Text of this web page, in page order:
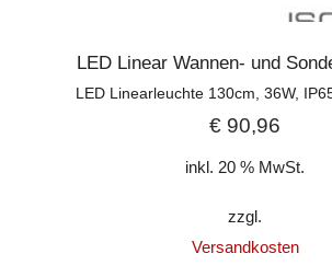
LED Linear Wannen- und
LED Linearleuchte 130cm, 36W,
€ 90,96
inkl. 20 % MwSt.
zzgl.
Versandkosten